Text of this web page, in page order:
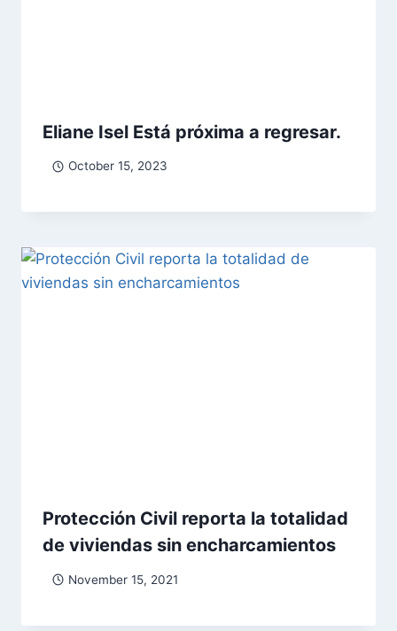
Eliane Isel Está próxima a regresar.
October 15, 2023
Protección Civil reporta la totalidad
de viviendas sin encharcamientos
November 15, 2021